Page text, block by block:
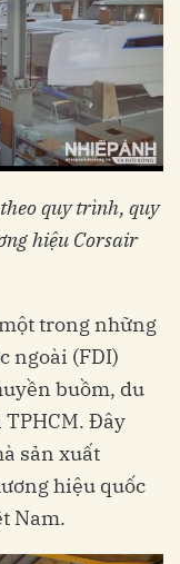
quy trình, quy
hiệu Corsair
trong những
ngoài (FDI)
buồm, du
Đây
sản xuất
hiệu quốc
Nam.